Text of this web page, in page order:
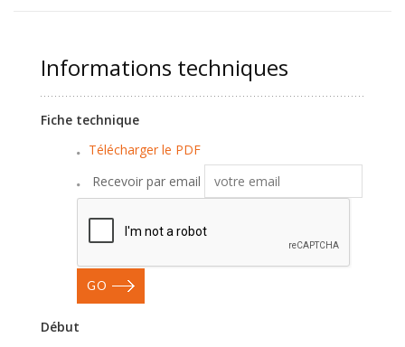
Informations techniques
Fiche technique
Télécharger le PDF
Recevoir par email
GO
Début